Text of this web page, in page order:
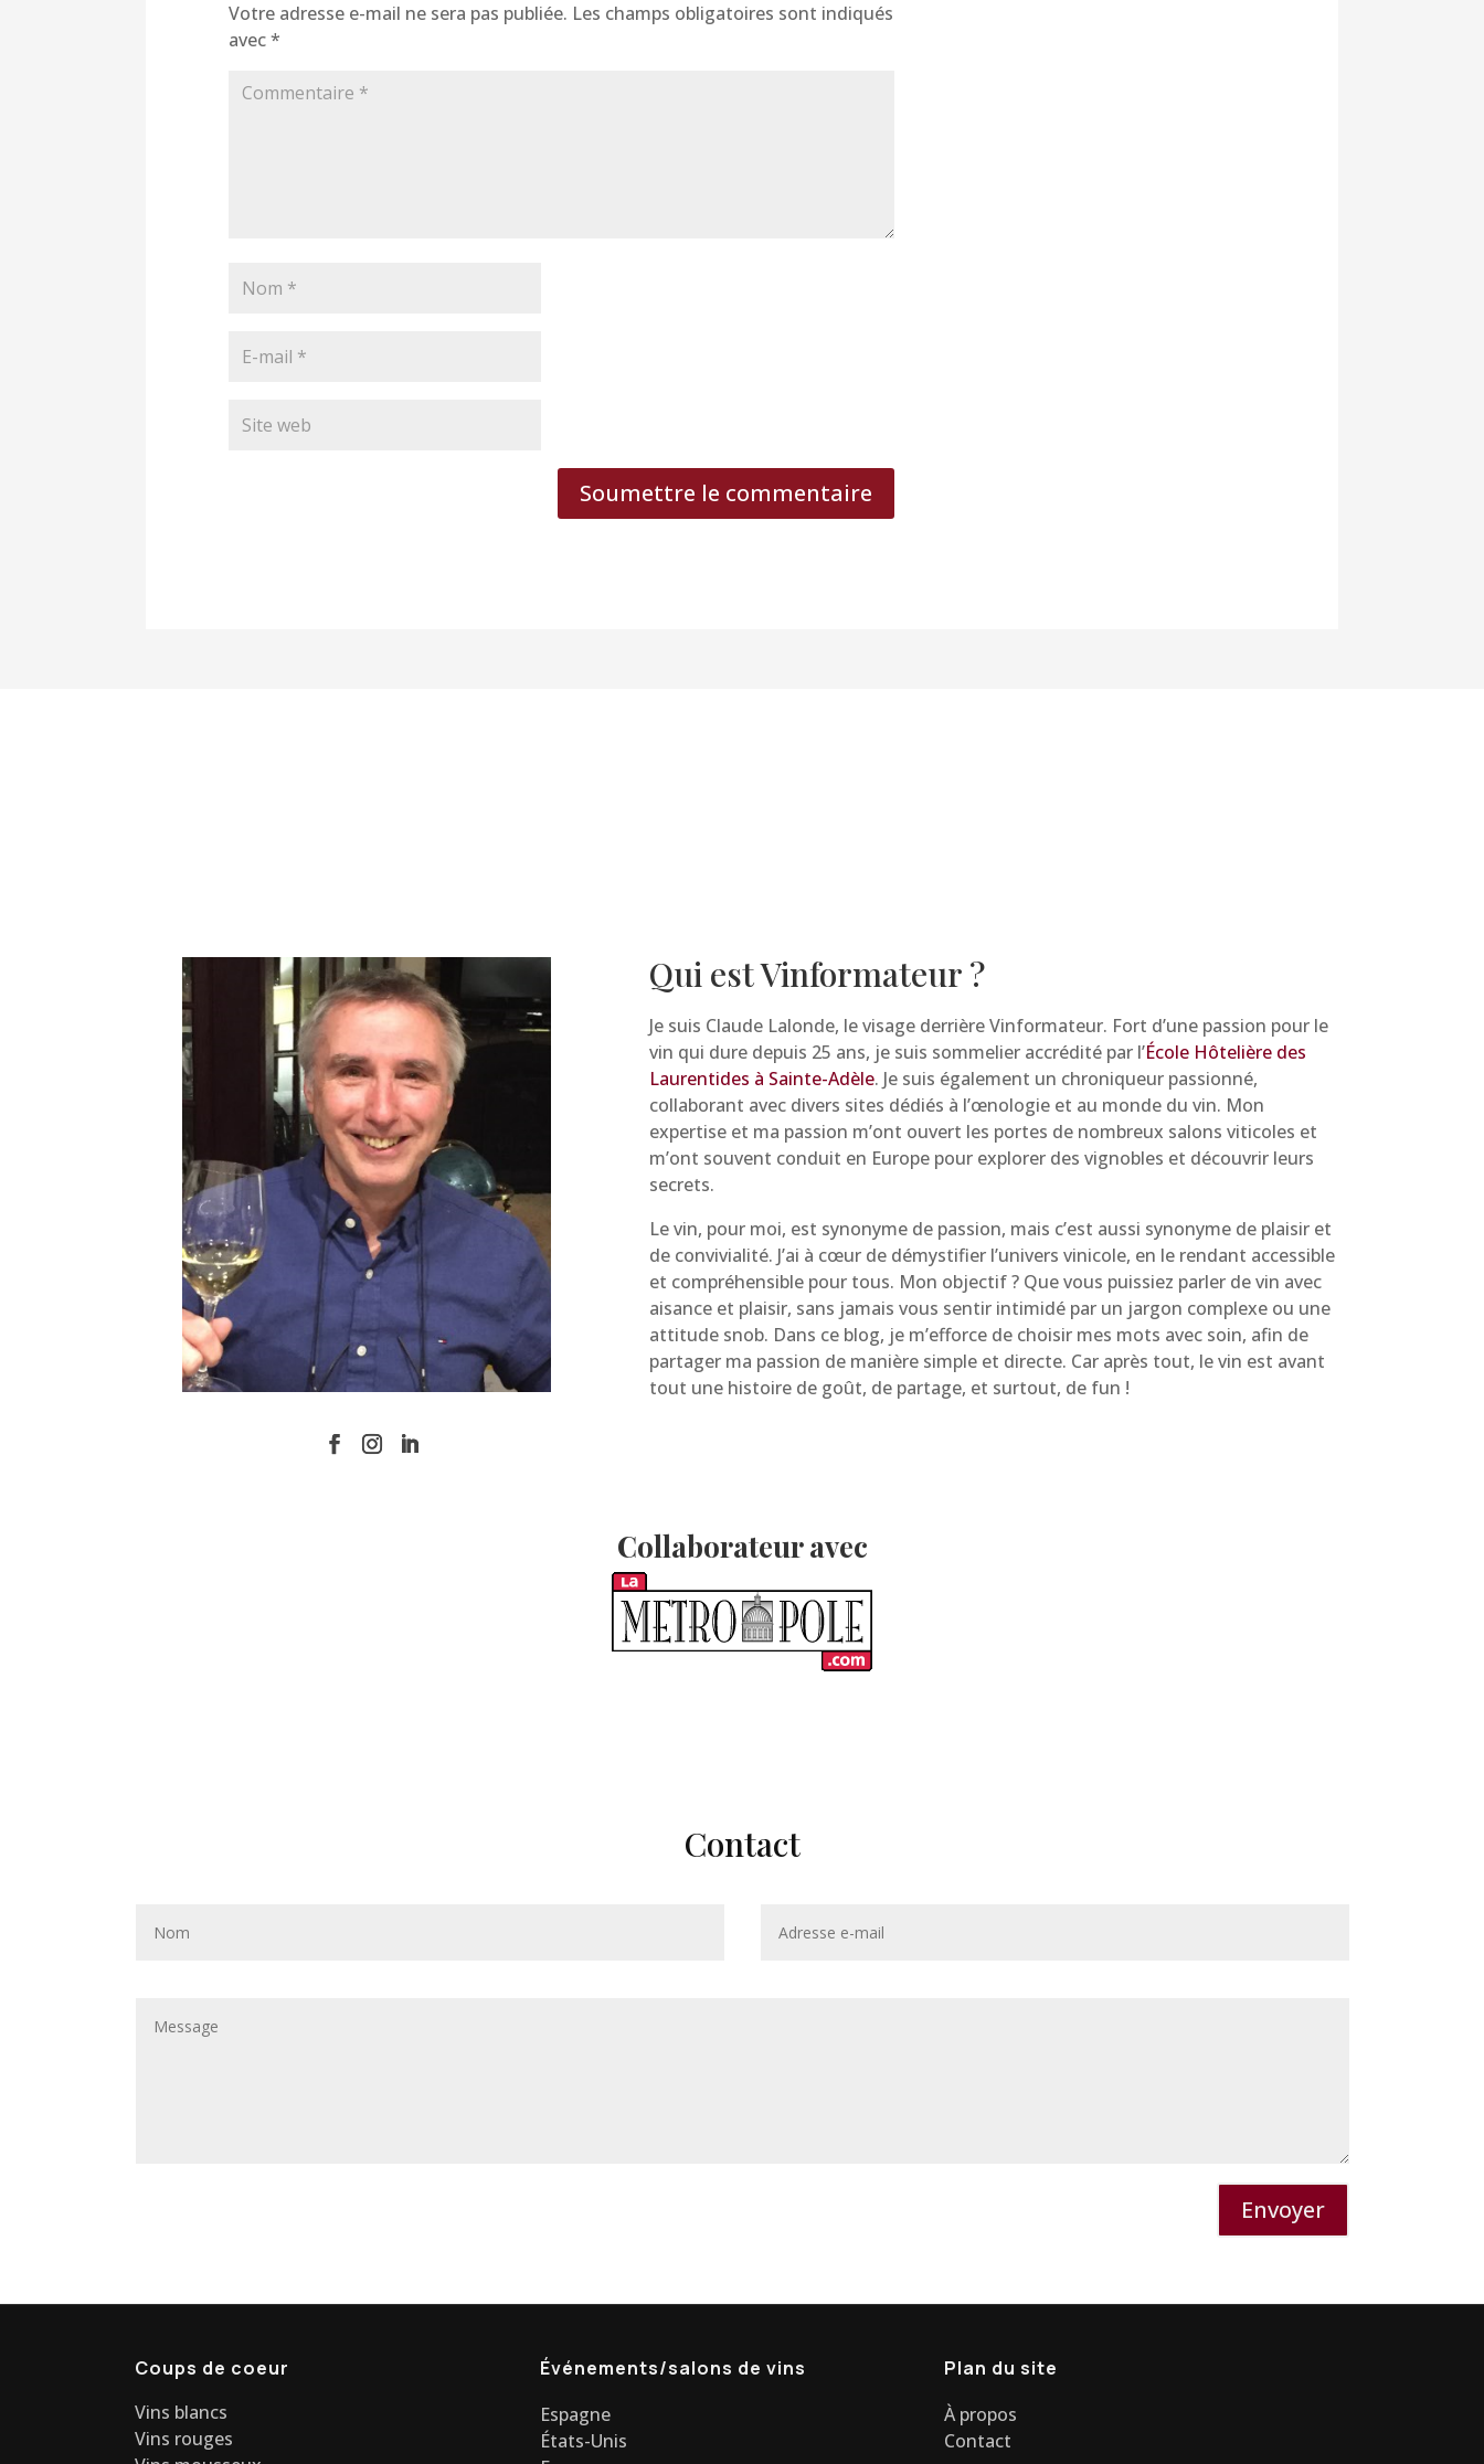
Votre adresse e-mail ne sera pas publiée. Les champs obligatoires sont indiqués
avec*
Soumettre le commentaire
Qui est Vinformateur ?
Je suis Claude Lalonde, le visage derrière Vinformateur. Fort d’une passion pour le
vin qui dure depuis 25 ans, je suis sommelier accrédité par l’École Hôtelière des
Laurentides à Sainte-Adèle. Je suis également un chroniqueur passionné,
collaborant avec divers sites dédiés à l’œnologie et au monde du vin. Mon
expertise et ma passion m’ont ouvert les portes de nombreux salons viticoles et
m’ont souvent conduit en Europe pour explorer des vignobles et découvrir leurs
secrets.
Le vin, pour moi, est synonyme de passion, mais c’est aussi synonyme de plaisir et
de convivialité. J’ai à cœur de démystifier l’univers vinicole, en le rendant accessible
et compréhensible pour tous. Mon objectif ? Que vous puissiez parler de vin avec
aisance et plaisir, sans jamais vous sentir intimidé par un jargon complexe ou une
attitude snob. Dans ce blog, je m’efforce de choisir mes mots avec soin, afin de
partager ma passion de manière simple et directe. Car après tout, le vin est avant
tout une histoire de goût, de partage, et surtout, de fun !
Collaborateur avec
Contact
Envoyer
Coups de coeur
Vins blancs
Vins rouges
Événements/salons de vins
Espagne
États-Unis
Plan du site
À propos
Contact